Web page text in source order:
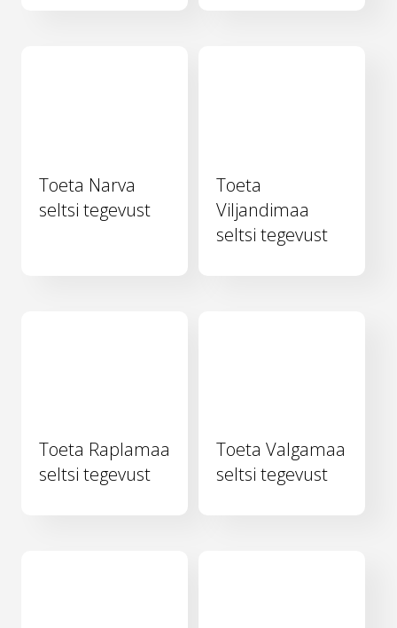
Toeta Narva
seltsi tegevust
Toeta
Viljandimaa
seltsi tegevust
Toeta Raplamaa
seltsi tegevust
Toeta Valgamaa
seltsi tegevust